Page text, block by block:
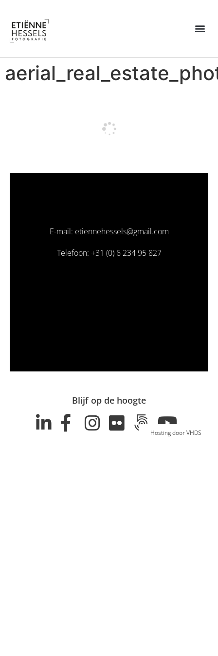
E-mail: etiennehessels@gmail.com
Telefoon: +31 (0) 6 234 95 827
Blijf op de hoogte
Hosting door VHDS